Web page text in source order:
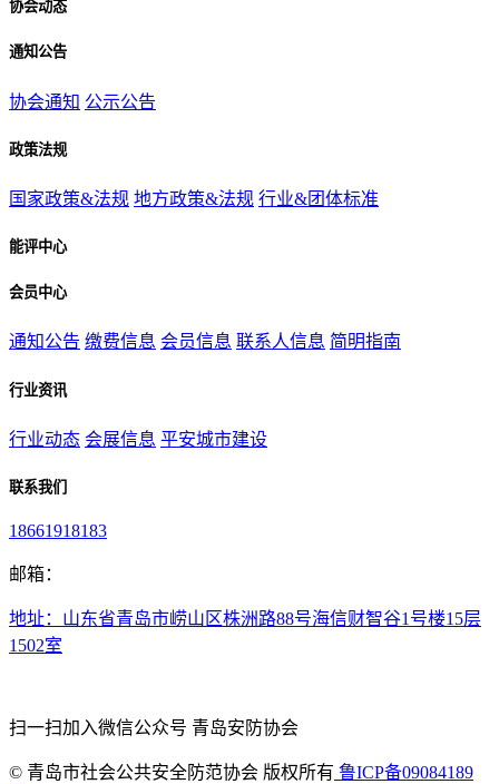
协会动态
通知公告
协会通知 公示公告
政策法规
国家政策&法规 地方政策&法规 行业&团体标准
能评中心
会员中心
通知公告 缴费信息 会员信息 联系人信息 简明指南
行业资讯
行业动态 会展信息 平安城市建设
联系我们
18661918183
邮箱：
地址：山东省青岛市崂山区株洲路88号海信财智谷1号楼15层
1502室
扫一扫加入微信公众号 青岛安防协会
© 青岛市社会公共安全防范协会 版权所有 鲁ICP备09084189